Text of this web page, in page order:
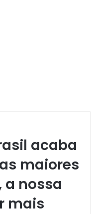
acaba
maiores
a nossa
mais